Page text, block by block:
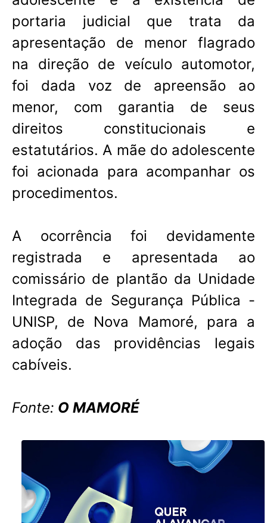
portaria judicial que trata da
apresentação de menor flagrado
na direção de veículo automotor,
foi dada voz de apreensão ao
menor, com garantia de seus
direitos constitucionais e
estatutários. A mãe do adolescente
foi acionada para acompanhar os
procedimentos.
A ocorrência foi devidamente
registrada e apresentada ao
comissário de plantão da Unidade
Integrada de Segurança Pública -
UNISP, de Nova Mamoré, para a
adoção das providências legais
cabíveis.
Fonte: O MAMORÉ